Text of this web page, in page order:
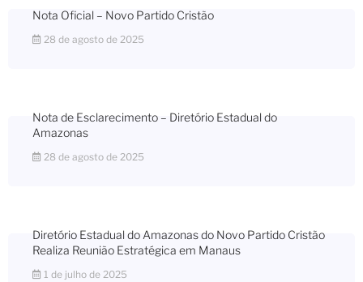
Nota Oficial – Novo Partido Cristão
28 de agosto de 2025
Nota de Esclarecimento – Diretório Estadual do
Amazonas
28 de agosto de 2025
Diretório Estadual do Amazonas do Novo Partido Cristão
Realiza Reunião Estratégica em Manaus
1 de julho de 2025